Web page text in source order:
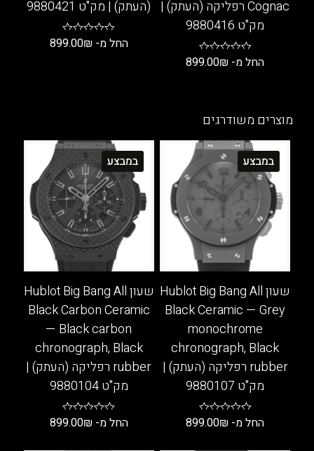
Cognac רפליקה (העתק) |
מק"ט 9880416
החל מ- 899.00₪
יש
סוגים.
ניתן
לבחור
את
האפשרויות
בעמוד
המוצר
(העתק) | מק"ט 9880421
החל מ- 899.00₪
ניתן
לבחור
את
האפשרויות
בעמוד
המוצר
מוצרים משודרגים
במבצע
שעון Hublot Big Bang All
Black Ceramic — Grey
monochrome
chronograph, Black
rubber רפליקה (העתק) |
מק"ט 9880107
החל מ- 899.00₪
במבצע
שעון Hublot Big Bang All
Black Carbon Ceramic
— Black carbon
chronograph, Black
rubber רפליקה (העתק) |
מק"ט 9880104
החל מ- 899.00₪